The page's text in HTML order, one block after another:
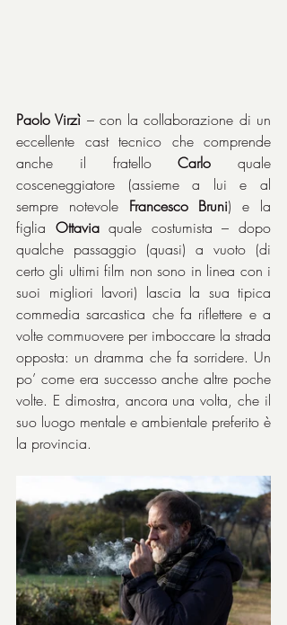
Paolo Virzì – con la collaborazione di un
eccellente cast tecnico che comprende
anche il fratello Carlo quale
cosceneggiatore (assieme a lui e al
sempre notevole Francesco Bruni) e la
figlia Ottavia quale costumista – dopo
qualche passaggio (quasi) a vuoto (di
certo gli ultimi film non sono in linea con i
suoi migliori lavori) lascia la sua tipica
commedia sarcastica che fa riflettere e a
volte commuovere per imboccare la strada
opposta: un dramma che fa sorridere. Un
po’ come era successo anche altre poche
volte. E dimostra, ancora una volta, che il
suo luogo mentale e ambientale preferito è
la provincia.